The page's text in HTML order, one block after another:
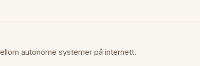
autonome systemer på internett.